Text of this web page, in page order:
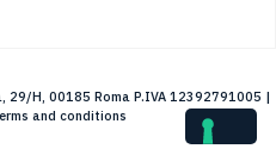
29/H, 00185 Roma P.IVA 12392791005 |
and conditions